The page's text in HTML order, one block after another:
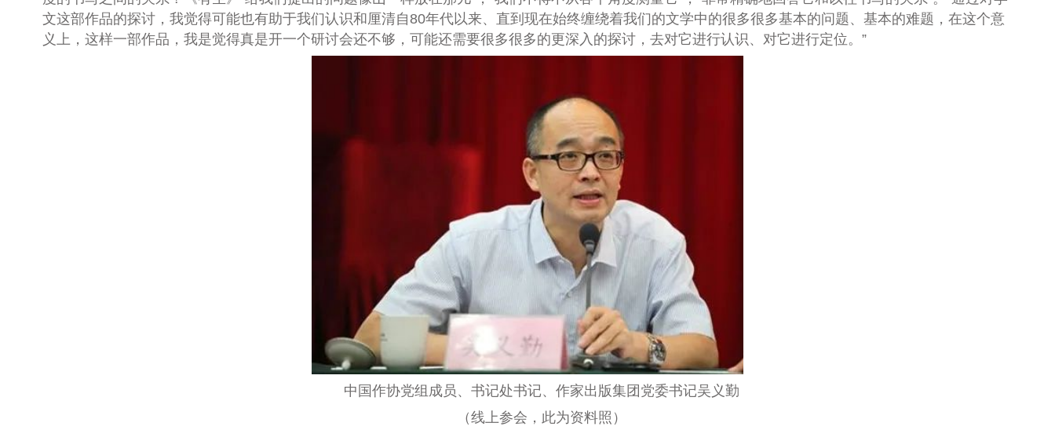
文这部作品的探讨，我觉得可能也有助于我们认识和厘清自80年代以来、直到现在始终缠绕着我们的文学中的很多很多基本的问题、基本的难题，在这个意
义上，这样一部作品，我是觉得真是开一个研讨会还不够，可能还需要很多很多的更深入的探讨，去对它进行认识、对它进行定位。”
中国作协党组成员、书记处书记、作家出版集团党委书记吴义勤
（线上参会，此为资料照）